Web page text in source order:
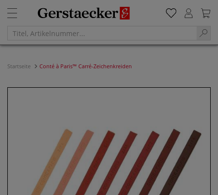
Startseite Conté à Paris™ Carré-Zeichenkreiden